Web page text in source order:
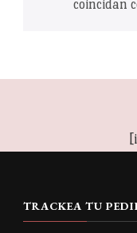
coincidan
TRACKEA TU